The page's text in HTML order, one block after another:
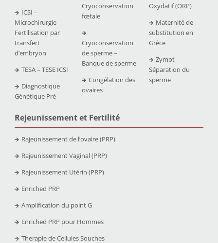
ICSI –
Microchirurgie
Fertilisation par
transfert
d’embryon
TESA – TESE ICSI
Diagnostique
Génétique Pré-
Cryoconservation
fœtale
Cryoconservation
de sperme –
Banque de sperme
Congélation des
ovaires
Oxydatif (ORP)
Maternité de
substitution en
Grèce
Zymot –
Séparation du
sperme
Rejeunissement et Fertilité
Rajeunissement de l’ovaire (PRP)
Rajeunissement Vaginal (PRP)
Rajeunissement Utérin (PRP)
Enriched PRP
Amplification du point G
Enriched PRP pour Hommes
Therapie de Cellules Souches